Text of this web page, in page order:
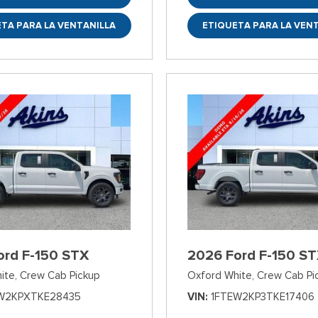
PARA LA VENTANILLA ETIQUETA PARA LA
F-150 STX
Crew Cab Pickup
2026 Ford F-150
Oxford White, Crew Cab
VIN 1FTEW2KP3TKE17406